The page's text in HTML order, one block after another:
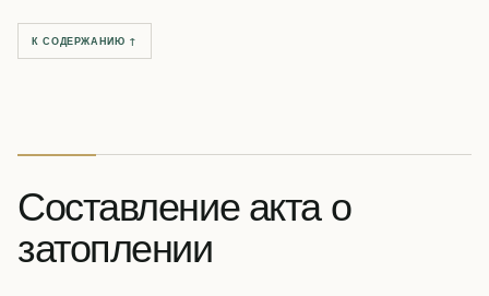
К СОДЕРЖАНИЮ ↑
Составление акта о
затоплении